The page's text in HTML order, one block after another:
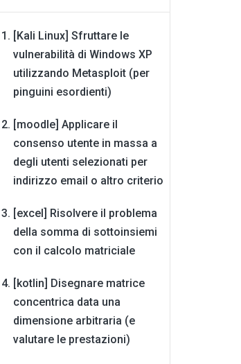
[Kali Linux] Sfruttare le
vulnerabilità di Windows XP
utilizzando Metasploit (per
pinguini esordienti)
[moodle] Applicare il
consenso utente in massa a
degli utenti selezionati per
indirizzo email o altro criterio
[excel] Risolvere il problema
della somma di sottoinsiemi
con il calcolo matriciale
[kotlin] Disegnare matrice
concentrica data una
dimensione arbitraria (e
valutare le prestazioni)